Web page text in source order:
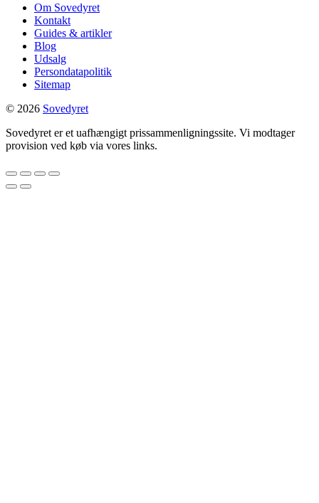
Om Sovedyret
Kontakt
Guides & artikler
Blog
Udsalg
Persondatapolitik
Sitemap
© 2026 Sovedyret
Sovedyret er et uafhængigt prissammenligningssite. Vi modtager
provision ved køb via vores links.